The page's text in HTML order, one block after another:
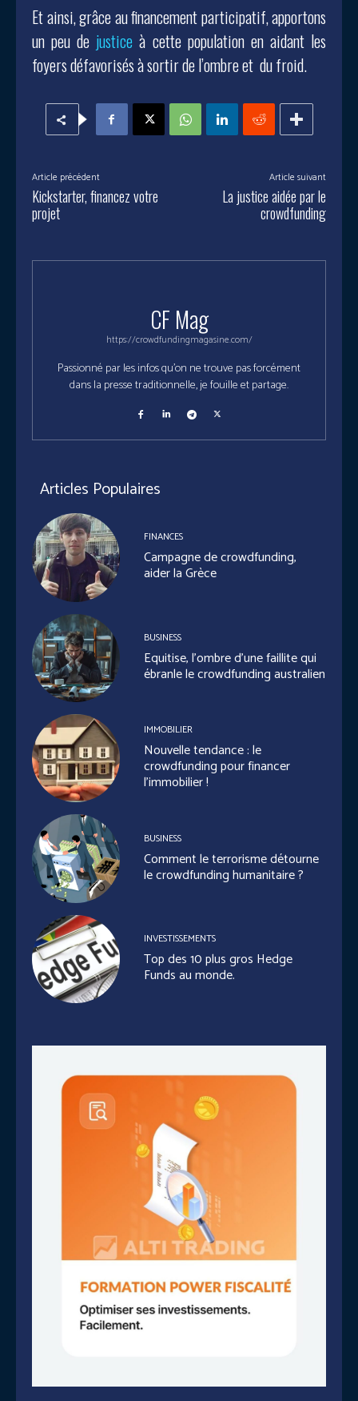
Et ainsi, grâce au financement participatif, apportons
un peu de justice à cette population en aidant les
foyers défavorisés à sortir de l’ombre et du froid.
Article précédent
Kickstarter, financez votre
projet
Article suivant
La justice aidée par le
crowdfunding
CF Mag
https://crowdfundingmagasine.com/
Passionné par les infos qu'on ne trouve pas forcément
dans la presse traditionnelle, je fouille et partage.
Articles Populaires
FINANCES
Campagne de crowdfunding,
aider la Grèce
BUSINESS
Equitise, l’ombre d’une faillite qui
ébranle le crowdfunding australien
IMMOBILIER
Nouvelle tendance : le
crowdfunding pour financer
l’immobilier !
BUSINESS
Comment le terrorisme détourne
le crowdfunding humanitaire ?
INVESTISSEMENTS
Top des 10 plus gros Hedge
Funds au monde.